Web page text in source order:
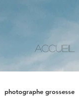
photographe grossesse
Accueil